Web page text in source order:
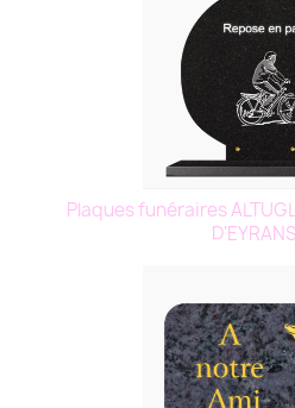
Plaques funéraires